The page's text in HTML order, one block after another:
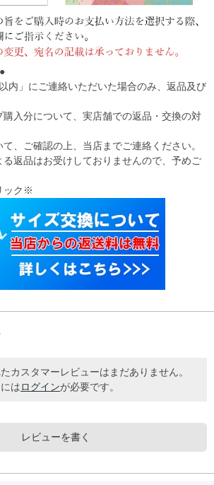
内」にご連絡いただいた場合のみ、返品及び
入分について、実店舗での返品・交換の対
、ご確認の上、当店までご連絡ください。
る返品はお受けしておりませんので、予めご
ック※
カスタマーレビューはまだありません。
は ログインが必要です。
レビューを書く